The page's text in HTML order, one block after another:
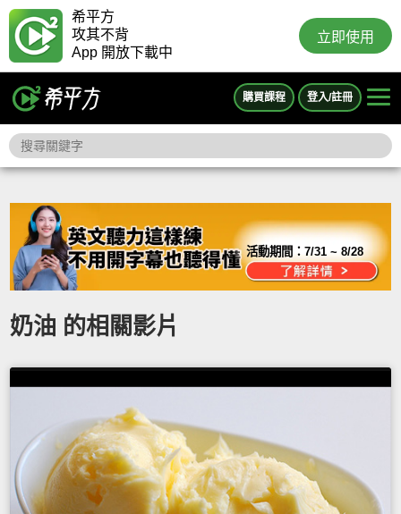
希平方
攻其不背
App 開放下載中
立即使用
購買課程 登入/註冊
活動期間：7/31 ~ 8/28
奶油 的相關影片